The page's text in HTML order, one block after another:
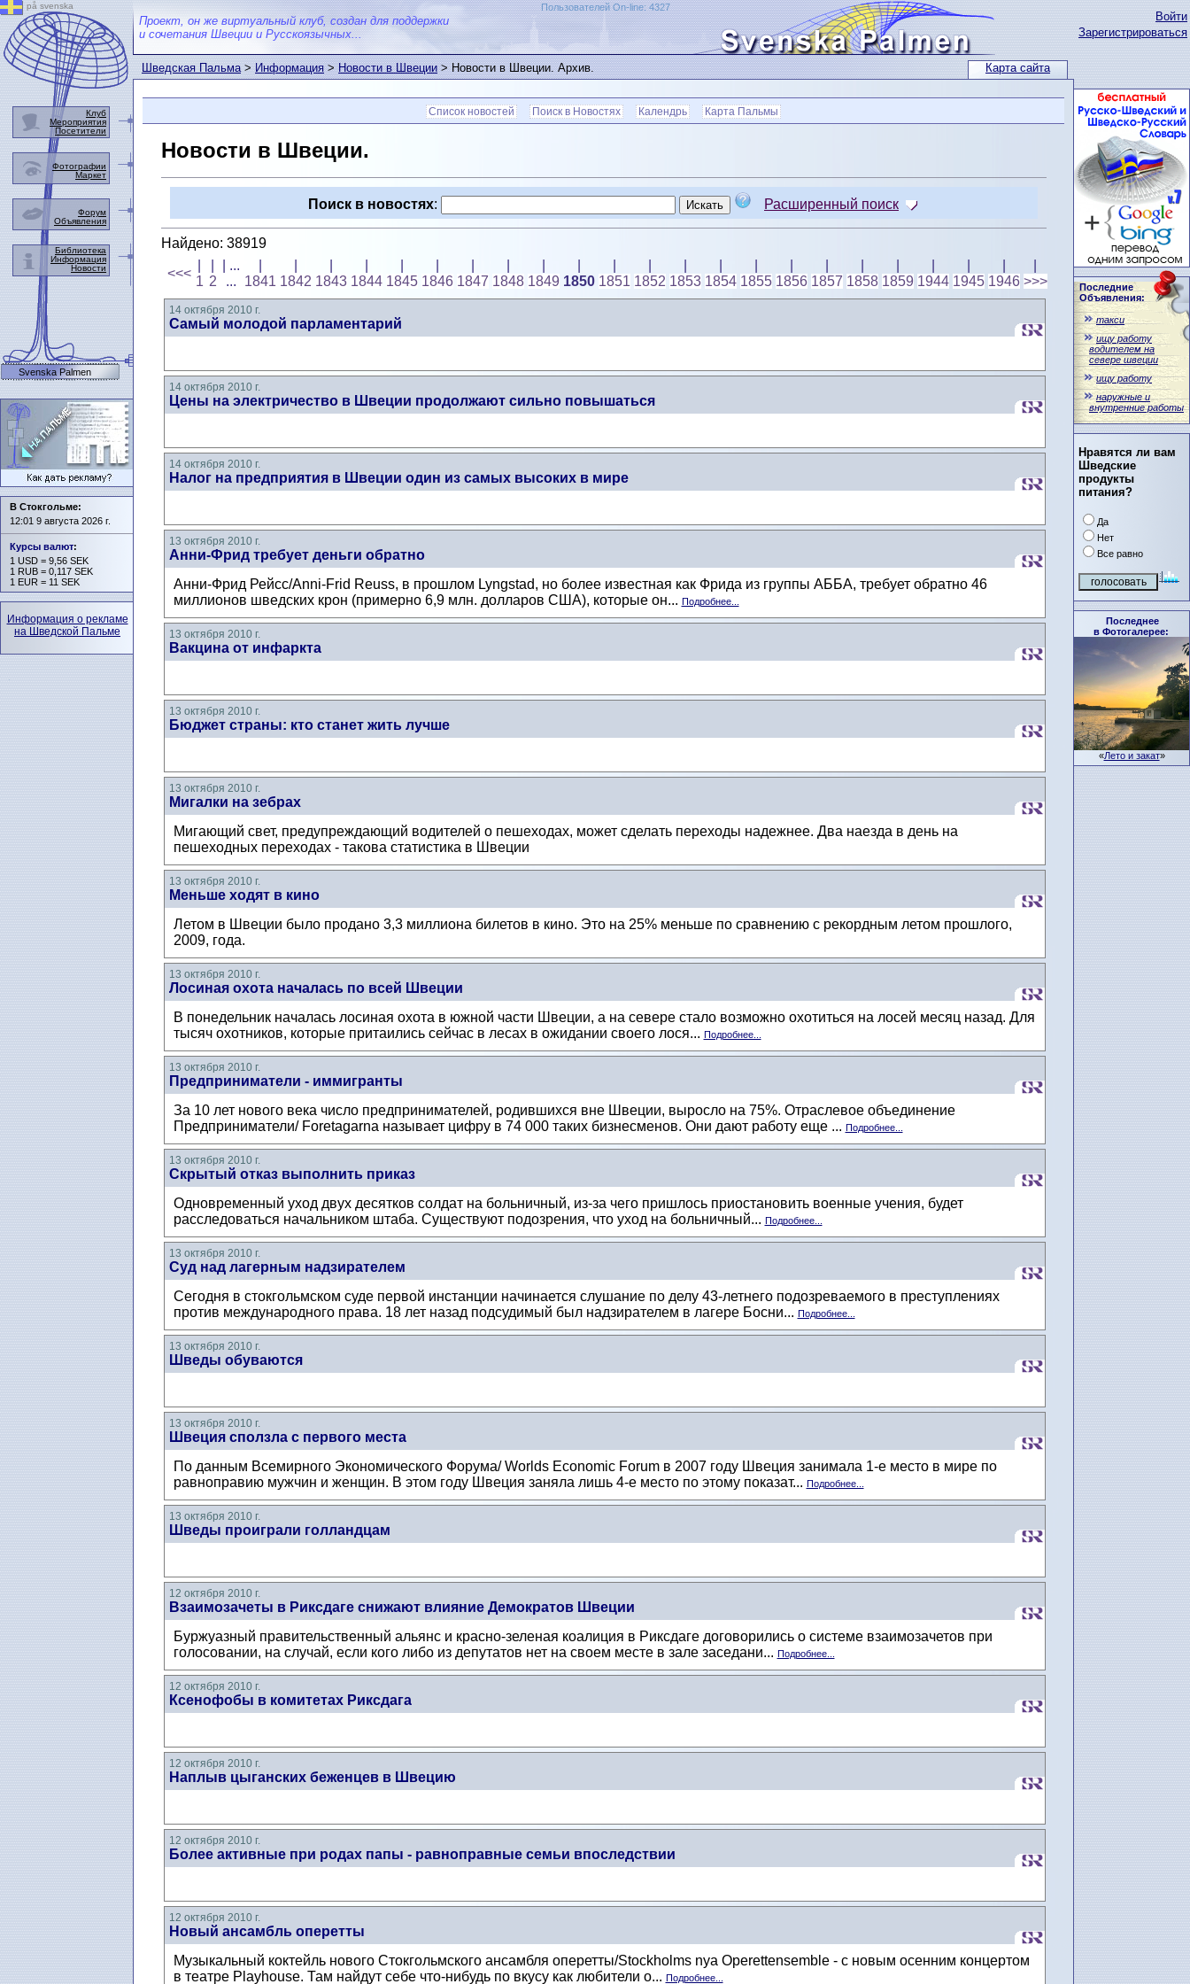
Карта сайта
Войти
Зарегистрироваться
Последние
Объявления:
такси
ищу работу
водителем на
севере швеции
ищу работу
наружные и
внутренние работы
Нравятся ли вам
Шведские
продукты
питания?
Да
Нет
Все равно
Последнее
в Фотогалерее:
«Лето и закат»
Проект, он же виртуальный клуб, создан для поддержки
и сочетания Швеции и Русскоязычных...
Пользователей On-line: 4327
Шведская Пальма>Информация>Новости в Швеции> Новости в Швеции. Архив.
Список новостей Поиск в Новостях Календрь Карта Пальмы
Новости в Швеции.
Поиск в новостях: Расширенный поиск
Найдено: 38919
<<<
1 2
| ...
...
1841 1842 1843 1844 1845 1846 1847 1848 1849 1850 1851 1852 1853 1854 1855 1856 1857 1858 1859 1944 1945 1946 >>>
14 октября 2010 г.
Самый молодой парламентарий
14 октября 2010 г.
Цены на электричество в Швеции продолжают сильно повышаться
14 октября 2010 г.
Налог на предприятия в Швеции один из самых высоких в мире
13 октября 2010 г.
Анни-Фрид требует деньги обратно
Анни-Фрид Рейсс/Anni-Frid Reuss, в прошлом Lyngstad, но более известная как Фрида из группы АББА, требует обратно 46
миллионов шведских крон (примерно 6,9 млн. долларов США), которые он... Подробнее...
13 октября 2010 г.
Вакцина от инфаркта
13 октября 2010 г.
Бюджет страны: кто станет жить лучше
13 октября 2010 г.
Мигалки на зебрах
Мигающий свет, предупреждающий водителей о пешеходах, может сделать переходы надежнее. Два наезда в день на
пешеходных переходах - такова статистика в Швеции
13 октября 2010 г.
Меньше ходят в кино
Летом в Швеции было продано 3,3 миллиона билетов в кино. Это на 25% меньше по сравнению с рекордным летом прошлого,
2009, года.
13 октября 2010 г.
Лосиная охота началась по всей Швеции
В понедельник началась лосиная охота в южной части Швеции, а на севере стало возможно охотиться на лосей месяц назад. Для
тысяч охотников, которые притаились сейчас в лесах в ожидании своего лося... Подробнее...
13 октября 2010 г.
Предприниматели - иммигранты
За 10 лет нового века число предпринимателей, родившихся вне Швеции, выросло на 75%. Отраслевое объединение
Предприниматели/ Foretagarna называет цифру в 74 000 таких бизнесменов. Они дают работу еще ... Подробнее...
13 октября 2010 г.
Скрытый отказ выполнить приказ
Одновременный уход двух десятков солдат на больничный, из-за чего пришлось приостановить военные учения, будет
расследоваться начальником штаба. Существуют подозрения, что уход на больничный... Подробнее...
13 октября 2010 г.
Суд над лагерным надзирателем
Сегодня в стокгольмском суде первой инстанции начинается слушание по делу 43-летнего подозреваемого в преступлениях
против международного права. 18 лет назад подсудимый был надзирателем в лагере Босни... Подробнее...
13 октября 2010 г.
Шведы обуваются
13 октября 2010 г.
Швеция сползла с первого места
По данным Всемирного Экономического Форума/ Worlds Economic Forum в 2007 году Швеция занимала 1-е место в мире по
равноправию мужчин и женщин. В этом году Швеция заняла лишь 4-е место по этому показат... Подробнее...
13 октября 2010 г.
Шведы проиграли голландцам
12 октября 2010 г.
Взаимозачеты в Риксдаге снижают влияние Демократов Швеции
Буржуазный правительственный альянс и красно-зеленая коалиция в Риксдаге договорились о системе взаимозачетов при
голосовании, на случай, если кого либо из депутатов нет на своем месте в зале заседани... Подробнее...
12 октября 2010 г.
Ксенофобы в комитетах Риксдага
12 октября 2010 г.
Наплыв цыганских беженцев в Швецию
12 октября 2010 г.
Более активные при родах папы - равноправные семьи впоследствии
12 октября 2010 г.
Новый ансамбль оперетты
Музыкальный коктейль нового Стокгольмского ансамбля оперетты/Stockholms nya Operettensemble - с новым осенним концертом
в театре Playhouse. Там найдут себе что-нибудь по вкусу как любители о... Подробнее...
på svenska
Клуб
Мероприятия
Посетители
Фотографии
Маркет
Форум
Объявления
Библиотека
Информация
Новости
Svenska Palmen
В Стокгольме:
12:01 9 августа 2026 г.
Курсы валют:
1 USD = 9,56 SEK
1 RUB = 0,117 SEK
1 EUR = 11 SEK
Информация о рекламе
на Шведской Пальме